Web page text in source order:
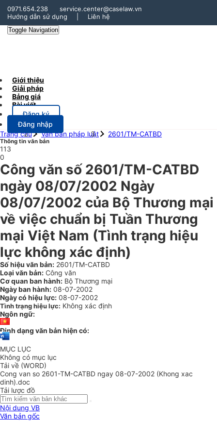
0971.654.238
service.center@caselaw.vn
Hướng dẫn sử dụng
Liên hệ
Toggle Navigation
Giới thiệu
Giải pháp
Bảng giá
Bài viết
Đăng ký
Đăng nhập
Trang chủ
Văn bản pháp luật 2601/TM-CATBD
Thông tin văn bản
113
0
Công văn số 2601/TM-CATBD
ngày 08/07/2002 Ngày
08/07/2002 của Bộ Thương mại
về việc chuẩn bị Tuần Thương
mại Việt Nam (Tình trạng hiệu
lực không xác định)
Số hiệu văn bản: 2601/TM-CATBD
Loại văn bản: Công văn
Cơ quan ban hành: Bộ Thương mại
Ngày ban hành: 08-07-2002
Ngày có hiệu lực: 08-07-2002
Tình trạng hiệu lực: Không xác định
Ngôn ngữ:
Định dạng văn bản hiện có:
MỤC LỤC
Không có mục lục
Tải về (WORD)
Cong van so 2601-TM-CATBD ngay 08-07-2002 (Khong xac
dinh).doc
Tải lược đồ
Nội dung VB
Văn bản gốc